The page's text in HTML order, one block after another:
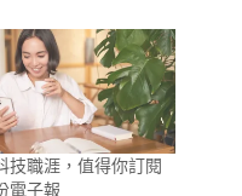
技職涯，值得你訂閱
電子報